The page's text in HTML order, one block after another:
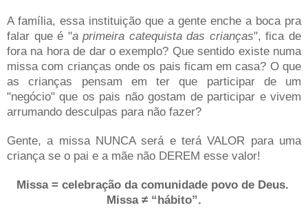
A família, essa instituição que a gente enche a boca pra
falar que é "a primeira catequista das crianças", fica de
fora na hora de dar o exemplo? Que sentido existe numa
missa com crianças onde os pais ficam em casa? O que
as crianças pensam em ter que participar de um
"negócio" que os pais não gostam de participar e vivem
arrumando desculpas para não fazer?
Gente, a missa NUNCA será e terá VALOR para uma
criança se o pai e a mãe não DEREM esse valor!
Missa = celebração da comunidade povo de Deus.
Missa ≠ “hábito”.